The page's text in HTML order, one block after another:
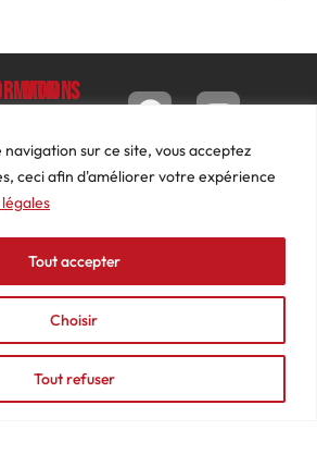
sur ce site, vous acceptez
ceci afin d'améliorer votre expérience
Choisir
Tout refuser
Tout accepter
ventes
légales
Mon
Tableau
de bord
Commandes
Adresses
Détails
du
compte